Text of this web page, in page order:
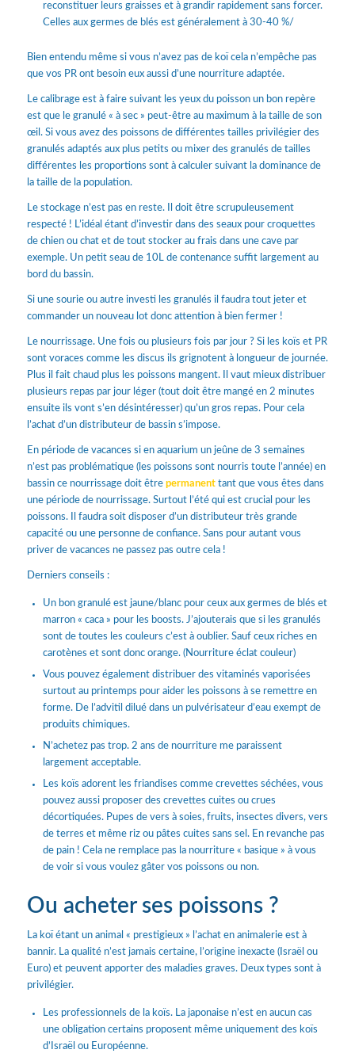
reconstituer leurs graisses et à grandir rapidement sans forcer.
Celles aux germes de blés est généralement à 30-40 %/
Bien entendu même si vous n’avez pas de koï cela n’empêche pas
que vos PR ont besoin eux aussi d’une nourriture adaptée.
Le calibrage est à faire suivant les yeux du poisson un bon repère
est que le granulé « à sec » peut-être au maximum à la taille de son
œil. Si vous avez des poissons de différentes tailles privilégier des
granulés adaptés aux plus petits ou mixer des granulés de tailles
différentes les proportions sont à calculer suivant la dominance de
la taille de la population.
Le stockage n’est pas en reste. Il doit être scrupuleusement
respecté ! L’idéal étant d’investir dans des seaux pour croquettes
de chien ou chat et de tout stocker au frais dans une cave par
exemple. Un petit seau de 10L de contenance suffit largement au
bord du bassin.
Si une sourie ou autre investi les granulés il faudra tout jeter et
commander un nouveau lot donc attention à bien fermer !
Le nourrissage. Une fois ou plusieurs fois par jour ? Si les koïs et PR
sont voraces comme les discus ils grignotent à longueur de journée.
Plus il fait chaud plus les poissons mangent. Il vaut mieux distribuer
plusieurs repas par jour léger (tout doit être mangé en 2 minutes
ensuite ils vont s’en désintéresser) qu’un gros repas. Pour cela
l’achat d’un distributeur de bassin s’impose.
En période de vacances si en aquarium un jeûne de 3 semaines
n’est pas problématique (les poissons sont nourris toute l’année) en
bassin ce nourrissage doit être permanent tant que vous êtes dans
une période de nourrissage. Surtout l’été qui est crucial pour les
poissons. Il faudra soit disposer d’un distributeur très grande
capacité ou une personne de confiance. Sans pour autant vous
priver de vacances ne passez pas outre cela !
Derniers conseils :
Un bon granulé est jaune/blanc pour ceux aux germes de blés et
marron « caca » pour les boosts. J’ajouterais que si les granulés
sont de toutes les couleurs c’est à oublier. Sauf ceux riches en
carotènes et sont donc orange. (Nourriture éclat couleur)
Vous pouvez également distribuer des vitaminés vaporisées
surtout au printemps pour aider les poissons à se remettre en
forme. De l’advitil dilué dans un pulvérisateur d’eau exempt de
produits chimiques.
N’achetez pas trop. 2 ans de nourriture me paraissent
largement acceptable.
Les koïs adorent les friandises comme crevettes séchées, vous
pouvez aussi proposer des crevettes cuites ou crues
décortiquées. Pupes de vers à soies, fruits, insectes divers, vers
de terres et même riz ou pâtes cuites sans sel. En revanche pas
de pain ! Cela ne remplace pas la nourriture « basique » à vous
de voir si vous voulez gâter vos poissons ou non.
Ou acheter ses poissons ?
La koï étant un animal « prestigieux » l’achat en animalerie est à
bannir. La qualité n’est jamais certaine, l’origine inexacte (Israël ou
Euro) et peuvent apporter des maladies graves. Deux types sont à
privilégier.
Les professionnels de la koïs. La japonaise n’est en aucun cas
une obligation certains proposent même uniquement des koïs
d’Israël ou Européenne.